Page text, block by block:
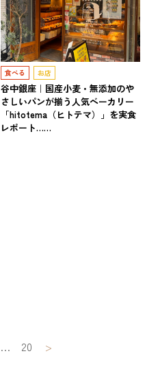
食べる お店
谷中銀座｜国産小麦・無添加のや
さしいパンが揃う人気ベーカリー
「hitotema（ヒトテマ）」を実食
レポート……
… 20 >